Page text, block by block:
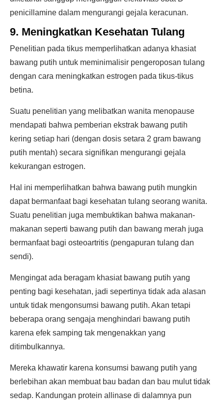
penicillamine dalam mengurangi gejala keracunan.
9. Meningkatkan Kesehatan Tulang
Penelitian pada tikus memperlihatkan adanya khasiat
bawang putih untuk meminimalisir pengeroposan tulang
dengan cara meningkatkan estrogen pada tikus-tikus
betina.
Suatu penelitian yang melibatkan wanita menopause
mendapati bahwa pemberian ekstrak bawang putih
kering setiap hari (dengan dosis setara 2 gram bawang
putih mentah) secara signifikan mengurangi gejala
kekurangan estrogen.
Hal ini memperlihatkan bahwa bawang putih mungkin
dapat bermanfaat bagi kesehatan tulang seorang wanita.
Suatu penelitian juga membuktikan bahwa makanan-
makanan seperti bawang putih dan bawang merah juga
bermanfaat bagi osteoartritis (pengapuran tulang dan
sendi).
Mengingat ada beragam khasiat bawang putih yang
penting bagi kesehatan, jadi sepertinya tidak ada alasan
untuk tidak mengonsumsi bawang putih. Akan tetapi
beberapa orang sengaja menghindari bawang putih
karena efek samping tak mengenakkan yang
ditimbulkannya.
Mereka khawatir karena konsumsi bawang putih yang
berlebihan akan membuat bau badan dan bau mulut tidak
sedap. Kandungan protein allinase di dalamnya pun